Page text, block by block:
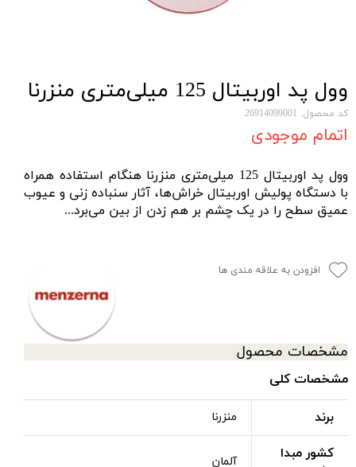
وول پد اوربیتال 125 میلی‌متری منزرنا
کد محصول: 26914099001
اتمام موجودی
وول پد اوربیتال 125 میلی‌متری منزرنا هنگام استفاده همراه
با دستگاه پولیش اوربیتال خراش‌ها، آثار سنباده‌ زنی و عیوب
عمیق سطح را در یک چشم بر هم زدن از بین می‌‌برد...
افزودن به علاقه مندی ها
مشخصات محصول
مشخصات کلی
برند منزرنا
کشور مبدا
آلمان